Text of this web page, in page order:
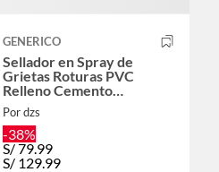
GENERICO
Sellador en Spray de
Grietas Roturas PVC
Relleno Cemento
Impermeable
Por dzs
-38%
S/79.99
S/ 129.99